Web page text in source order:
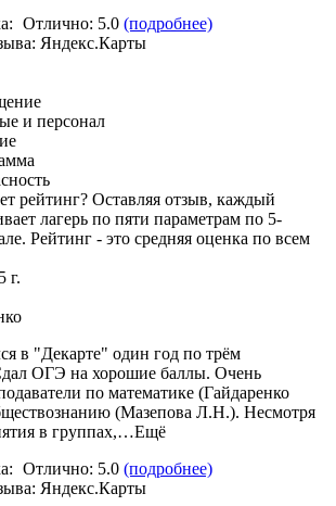
Отлично: 5.0 (подробнее)
Яндекс.Карты
и персонал
рейтинг? Оставляя отзыв, каждый
лагерь по пяти параметрам по 5-
Рейтинг - это средняя оценка по всем
г.
в "Декарте" один год по трём
ОГЭ на хорошие баллы. Очень
по математике (Гайдаренко
(Мазепова Л.Н.). Несмотря
в группах,…Ещё
Отлично: 5.0 (подробнее)
Яндекс.Карты